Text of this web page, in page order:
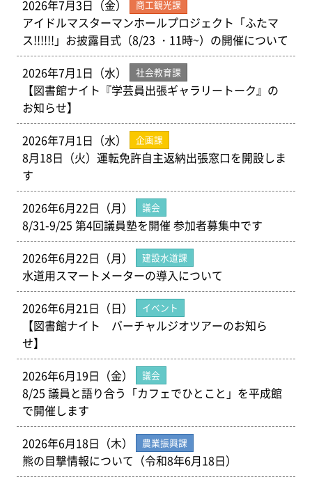
2026年7月3日（金）
商工観光課
アイドルマスターマンホールプロジェクト「ふたマ
ス!!!!!!」お披露目式（8/23 ・11時~）の開催について
2026年7月1日（水）
社会教育課
【図書館ナイト『学芸員出張ギャラリートーク』の
お知らせ】
2026年7月1日（水）
企画課
8月18日（火）運転免許自主返納出張窓口を開設しま
す
2026年6月22日（月）
議会
8/31-9/25 第4回議員塾を開催 参加者募集中です
2026年6月22日（月）
建設水道課
水道用スマートメーターの導入について
2026年6月21日（日）
イベント
【図書館ナイト バーチャルジオツアーのお知ら
せ】
2026年6月19日（金）
議会
8/25 議員と語り合う「カフェでひとこと」を平成館
で開催します
2026年6月18日（木）
農業振興課
熊の目撃情報について（令和8年6月18日）